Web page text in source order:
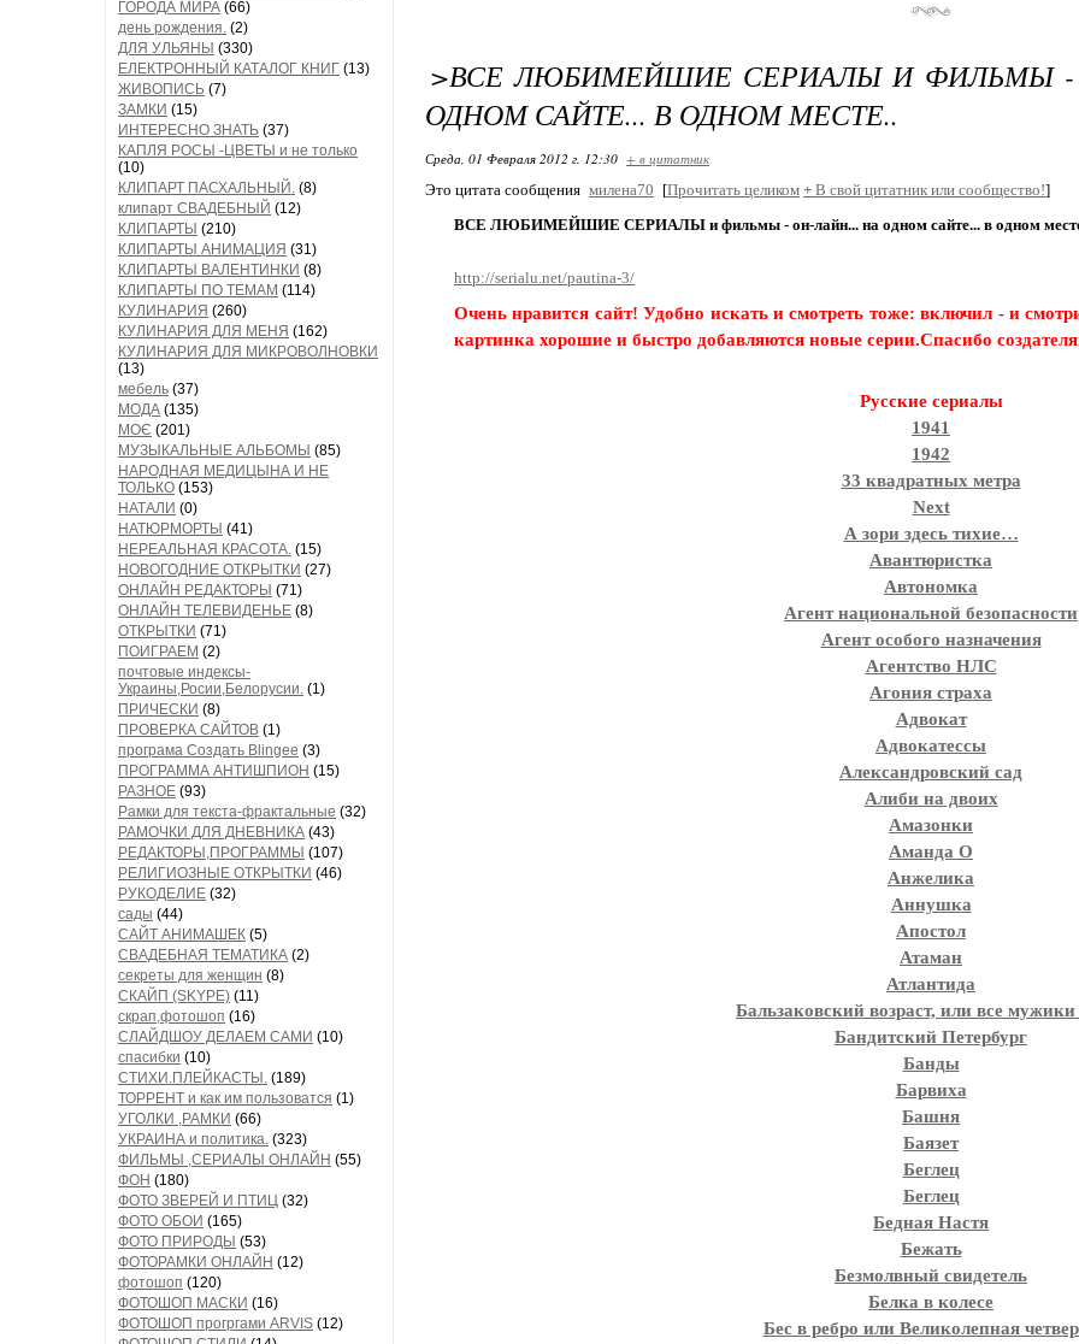
ГОРОДА МИРА (66)
день рождения. (2)
ДЛЯ УЛЬЯНЫ (330)
ЕЛЕКТРОННЫЙ КАТАЛОГ КНИГ (13)
ЖИВОПИСЬ (7)
ЗАМКИ (15)
ИНТЕРЕСНО ЗНАТЬ (37)
КАПЛЯ РОСЫ -ЦВЕТЫ и не только
(10)
КЛИПАРТ ПАСХАЛЬНЫЙ. (8)
клипарт СВАДЕБНЫЙ (12)
КЛИПАРТЫ (210)
КЛИПАРТЫ АНИМАЦИЯ (31)
КЛИПАРТЫ ВАЛЕНТИНКИ (8)
КЛИПАРТЫ ПО ТЕМАМ (114)
КУЛИНАРИЯ (260)
КУЛИНАРИЯ ДЛЯ МЕНЯ (162)
КУЛИНАРИЯ ДЛЯ МИКРОВОЛНОВКИ
(13)
мебель (37)
МОДА (135)
МОЄ (201)
МУЗЫКАЛЬНЫЕ АЛЬБОМЫ (85)
НАРОДНАЯ МЕДИЦЫНА И НЕ
ТОЛЬКО (153)
НАТАЛИ (0)
НАТЮРМОРТЫ (41)
НЕРЕАЛЬНАЯ КРАСОТА. (15)
НОВОГОДНИЕ ОТКРЫТКИ (27)
ОНЛАЙН РЕДАКТОРЫ (71)
ОНЛАЙН ТЕЛЕВИДЕНЬЕ (8)
ОТКРЫТКИ (71)
ПОИГРАЕМ (2)
почтовые индексы-
Украины,Росии,Белорусии. (1)
ПРИЧЕСКИ (8)
ПРОВЕРКА САЙТОВ (1)
програма Создать Blingee (3)
ПРОГРАММА АНТИШПИОН (15)
РАЗНОЕ (93)
Рамки для текста-фрактальные (32)
РАМОЧКИ ДЛЯ ДНЕВНИКА (43)
РЕДАКТОРЫ,ПРОГРАММЫ (107)
РЕЛИГИОЗНЫЕ ОТКРЫТКИ (46)
РУКОДЕЛИЕ (32)
сады (44)
САЙТ АНИМАШЕК (5)
СВАДЕБНАЯ ТЕМАТИКА (2)
секреты для женщин (8)
СКАЙП (SKYPE) (11)
скрап,фотошоп (16)
СЛАЙДШОУ ДЕЛАЕМ САМИ (10)
спасибки (10)
СТИХИ.ПЛЕЙКАСТЫ. (189)
ТОРРЕНТ и как им пользоватся (1)
УГОЛКИ ,РАМКИ (66)
УКРАИНА и политика. (323)
ФИЛЬМЫ ,СЕРИАЛЫ ОНЛАЙН (55)
ФОН (180)
ФОТО ЗВЕРЕЙ И ПТИЦ (32)
ФОТО ОБОИ (165)
ФОТО ПРИРОДЫ (53)
ФОТОРАМКИ ОНЛАЙН (12)
фотошоп (120)
ФОТОШОП МАСКИ (16)
ФОТОШОП прогргами ARVIS (12)
>ВСЕ ЛЮБИМЕЙШИЕ СЕРИАЛЫ И ФИЛЬМЫ -
ОДНОМ САЙТЕ... В ОДНОМ МЕСТЕ..
Среда, 01 Февраля 2012 г. 12:30 + в цитатник
Это цитата сообщения милена70 [Прочитать целиком + В свой цитатник или сообщество!]
ВСЕ ЛЮБИМЕЙШИЕ СЕРИАЛЫ и фильмы - он-лайн... на одном сайте... в одном
http://serialu.net/pautina-3/
Очень нравится сайт! Удобно искать и смотреть тоже: включил - и
картинка хорошие и быстро добавляются новые серии.Спасибо
Русские сериалы
1941
1942
33 квадратных метра
Next
А зори здесь тихие…
Авантюристка
Автономка
Агент национальной безопасности
Агент особого назначения
Агентство НЛС
Агония страха
Адвокат
Адвокатессы
Александровский сад
Алиби на двоих
Амазонки
Аманда О
Анжелика
Аннушка
Апостол
Атаман
Атлантида
Бальзаковский возраст, или все
Бандитский Петербург
Банды
Барвиха
Башня
Баязет
Беглец
Беглец
Бедная Настя
Бежать
Безмолвный свидетель
Белка в колесе
Бес в ребро или Великолепная